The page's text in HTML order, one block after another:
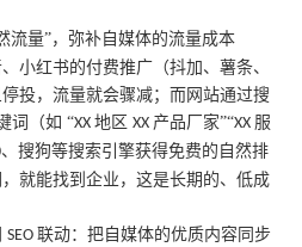
流量”，弥补自媒体的流量成本
小红书的付费推广（抖加、薯条、
投，流量就会骤减；而网站通过搜
词（如 “XX 地区 XX 产品厂家”“XX 服
、搜狗等搜索引擎获得免费的自然排
就能找到企业，这是长期的、低成
SEO 联动：把自媒体的优质内容同步